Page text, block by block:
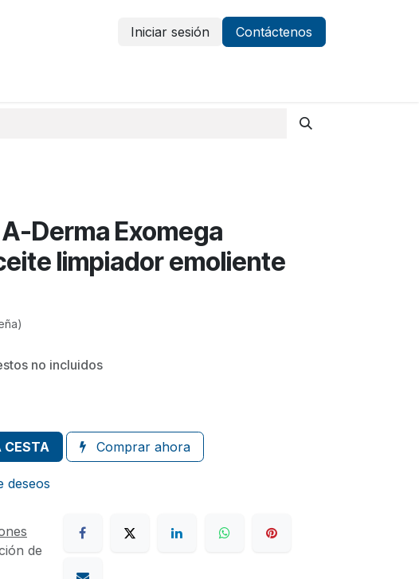
Iniciar sesión Contáctenos
Derma Exomega
limpiador emoliente
no incluidos
CESTA Comprar ahora
deseos
de